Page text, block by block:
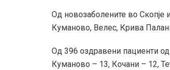
Од новозаболените во Скопје
Куманово, Велес, Крива
Од 396 оздравени пациенти
Куманово – 13, Кочани – 12,